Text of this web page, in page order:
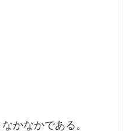
かなかである。